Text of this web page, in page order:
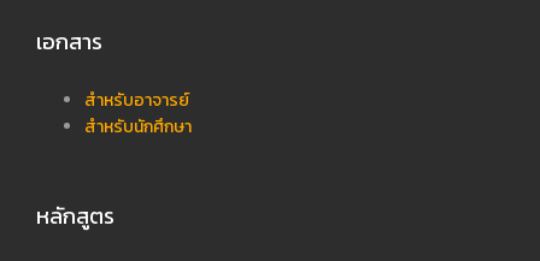
เอกสาร
สำหรับอาจารย์
สำหรับนักศึกษา
หลักสูตร